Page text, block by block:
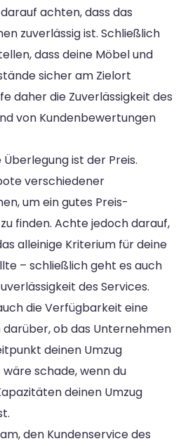
achten, dass das
zuverlässig ist. Schließlich
dass deine Möbel und
sicher am Zielort
daher die Zuverlässigkeit des
von Kundenbewertungen
ist der Preis.
verschiedener
um ein gutes Preis-
finden. Achte jedoch darauf,
alleinige Kriterium für deine
– schließlich geht es auch
des Services.
die Verfügbarkeit eine
darüber, ob das Unternehmen
deinen Umzug
schade, wenn du
deinen Umzug
den Kundenservice des